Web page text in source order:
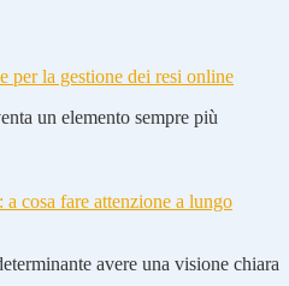
per la gestione dei resi online
un elemento sempre più
cosa fare attenzione a lungo
avere una visione chiara